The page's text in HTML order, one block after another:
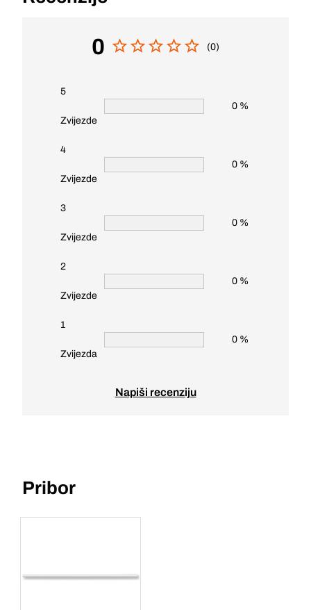
0 (0)
5
Zvijezde
0 %
4
Zvijezde
0 %
3
Zvijezde
0 %
2
Zvijezde
0 %
1
Zvijezda
0 %
Napiši recenziju
Pribor